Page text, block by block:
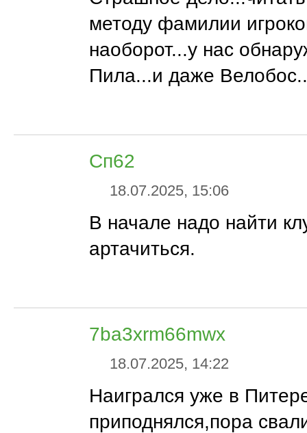
методу фамилии
наоборот...у нас
Пила...и даже
Сп62
18.07.2025, 15:06
В начале надо найти
артачиться.
7ba3xrm66mwx
18.07.2025, 14:22
Наигрался уже в
приподнялся,пора